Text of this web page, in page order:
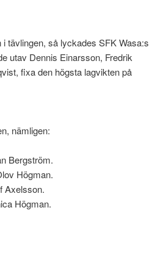
i tävlingen, så lyckades SFK Wasa:s
utav Dennis Einarsson, Fredrik
fixa den högsta lagvikten på
nämligen:
Bergström.
Högman.
Axelsson.
Högman.